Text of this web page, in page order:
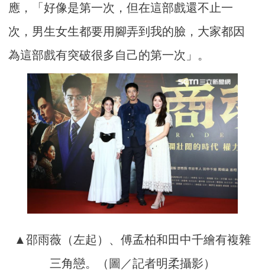
應，「好像是第一次，但在這部戲還不止一
次，男生女生都要用腳弄到我的臉，大家都因
為這部戲有突破很多自己的第一次」。
▲邵雨薇（左起）、傅孟柏和田中千繪有複雜
三角戀。（圖／記者明柔攝影）